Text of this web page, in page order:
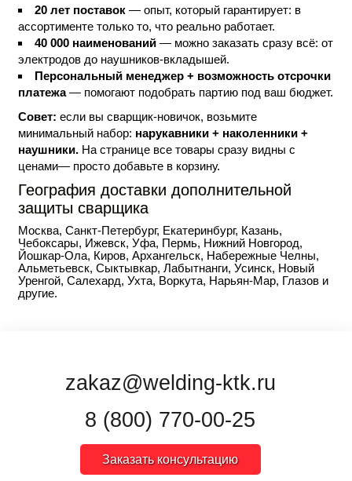
20 лет поставок — опыт, который гарантирует: в
ассортименте только то, что реально работает.
40 000 наименований — можно заказать сразу всё: от
электродов до наушников-вкладышей.
Персональный менеджер + возможность отсрочки
платежа— помогают подобрать партию под ваш бюджет.
Совет: если вы сварщик-новичок, возьмите
минимальный набор: нарукавники + наколенники +
наушники. На странице все товары сразу видны с
ценами— просто добавьте в корзину.
География доставки дополнительной
защиты сварщика
Москва, Санкт-Петербург, Екатеринбург, Казань,
Чебоксары, Ижевск, Уфа, Пермь, Нижний Новгород,
Йошкар-Ола, Киров, Архангельск, Набережные Челны,
Альметьевск, Сыктывкар, Лабытнанги, Усинск, Новый
Уренгой, Салехард, Ухта, Воркута, Нарьян-Мар, Глазов и
другие.
zakaz@welding-ktk.ru
8 (800) 770-00-25
Заказать консультацию